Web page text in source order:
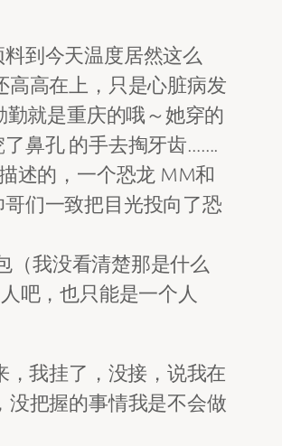
到今天温度居然这么
高在上，只是心脏病发
就是重庆的哦～她穿的
鼻孔 的手去掏牙齿…….
述的，一个恐龙 MM和
们一致把目光投向了恐
（我没看清楚那是什么
吧，也只能是一个人
我挂了，没接，说我在
把握的事情我是不会做